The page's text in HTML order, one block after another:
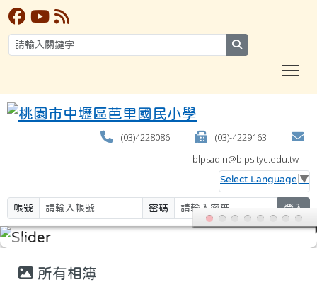
(03)4228086
(03)-4229163
blpsadin@blps.tyc.edu.tw
Select Language ▼
帳號 密碼 登入
所有相簿